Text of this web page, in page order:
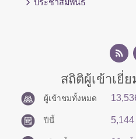
ประชาสัมพันธ์
สถิติผู้เข้าเยี่
ผู้เข้าชมทั้งหมด
ปีนี้ 5,144